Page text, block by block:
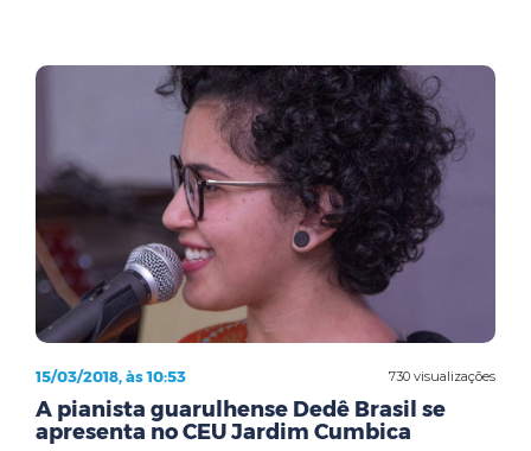
730 visualizações
15/03/2018, às 10:53
A pianista guarulhense Dedê Brasil se
apresenta no CEU Jardim Cumbica